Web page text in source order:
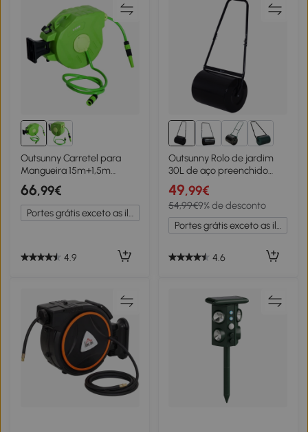
Outsunny Carretel para
Mangueira 15m+1,5m
Enrolador de Mangueira
Montado na Parede 180º
Giratório 47,5x15,5x35,5cm
Verde
66,99€
Portes grátis exceto as ilhas
4.9
Outsunny Rolo de jardim
30L de aço preenchido
com água ou areia
32x40cm Cabo destacável
49,99€
54,99€9% de desconto
Portes grátis exceto as ilhas
4.6